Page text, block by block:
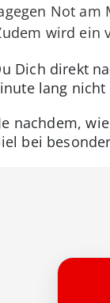
Not am
wird ein
Dich direkt
lang
nachdem,
bei